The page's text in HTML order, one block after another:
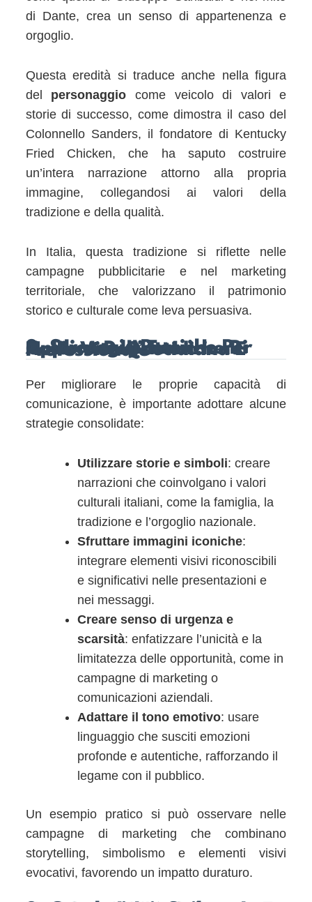
di Dante, crea un senso di appartenenza e
orgoglio.
Questa eredità si traduce anche nella figura
del personaggio come veicolo di valori e
storie di successo, come dimostra il caso del
Colonnello Sanders, il fondatore di Kentucky
Fried Chicken, che ha saputo costruire
un’intera narrazione attorno alla propria
immagine, collegandosi ai valori della
tradizione e della qualità.
In Italia, questa tradizione si riflette nelle
campagne pubblicitarie e nel marketing
territoriale, che valorizzano il patrimonio
storico e culturale come leva persuasiva.
8. Strategie Pratiche Per Applicare Le Tecniche Di Cattura Dell’attenzione Nella Vita Quotidiana E Professionale
Per migliorare le proprie capacità di
comunicazione, è importante adottare alcune
strategie consolidate:
Utilizzare storie e simboli: creare
narrazioni che coinvolgano i valori
culturali italiani, come la famiglia, la
tradizione e l’orgoglio nazionale.
Sfruttare immagini iconiche:
integrare elementi visivi riconoscibili
e significativi nelle presentazioni e
nei messaggi.
Creare senso di urgenza e
scarsità: enfatizzare l’unicità e la
limitatezza delle opportunità, come in
campagne di marketing o
comunicazioni aziendali.
Adattare il tono emotivo: usare
linguaggio che susciti emozioni
profonde e autentiche, rafforzando il
legame con il pubblico.
Un esempio pratico si può osservare nelle
campagne di marketing che combinano
storytelling, simbolismo e elementi visivi
evocativi, favorendo un impatto duraturo.